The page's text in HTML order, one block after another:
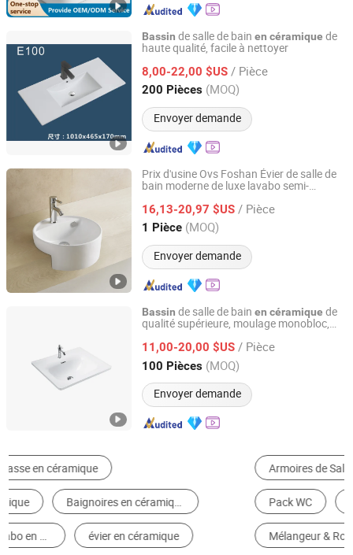
Bassin de salle de bain en céramique de
haute qualité, facile à nettoyer
8,00-22,00 $US / Pièce
200 Pièces (MOQ)
Envoyer demande
Chaozhou Hengya Sanitary Ware Co., Ltd.
Guangdong, China Depuis 2026
Prix d'usine Ovs Foshan Évier de salle de
bain moderne de luxe lavabo semi-
16,13-20,97 $US / Pièce
1 Pièce (MOQ)
Envoyer demande
FOSHAN L'OASIS SANITARY WARE CO.,LTD
Guangdong, China Depuis 2016
Bassin de salle de bain en céramique de
qualité supérieure, moulage monobloc,
11,00-20,00 $US / Pièce
100 Pièces (MOQ)
Envoyer demande
Guangdong Bobo Sanitary Ware Co., Ltd.
Guangdong, China Depuis 2026
Lavabo & Évier de Salle de Bains
Pack WC Robinet de Lavabo
Mélangeur & Robinet de Cuisine Évier de Cuisine